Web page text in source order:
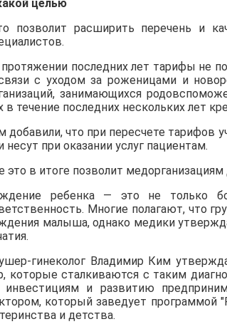
целью
позволит расширить перечень и
последних лет тарифы не
с уходом за роженицами и
занимающихся
в течение последних нескольких лет
добавили, что при пересчете тарифов
несут при оказании услуг пациентам.
это в итоге позволит
ребенка — это не только
Многие полагают, что
малыша, однако медики
гинеколог Владимир Ким
которые сталкиваются с таким
инвестициям и развитию
который заведует программой
и детства.